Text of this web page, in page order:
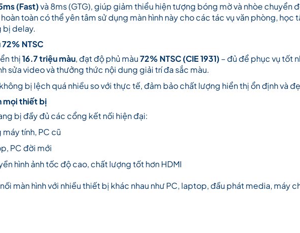
(Fast)và 8ms (GTG), giúp giảm thiểu hiện tượng bóng mờ và nhòe chuyển
toàn có thể yên tâm sử dụng màn hình này cho các tác vụ văn phòng, học
bị delay.
NTSC
thị16.7 triệu màu, đạt độ phủ màu72% NTSC (CIE 1931) – đủ để phục vụ tốt
sửa video và thưởng thức nội dung giải trí đa sắc màu.
bị lệch quá nhiều so với thực tế, đảm bảo chất lượng hiển thị ổn định và
mọi thiết bị
bị đầy đủ các cổng kết nối hiện đại:
tính, PC cũ
PC đời mới
hình ảnh tốc độ cao, chất lượng tốt hơn HDMI
màn hình với nhiều thiết bị khác nhau như PC, laptop, đầu phát media, máy